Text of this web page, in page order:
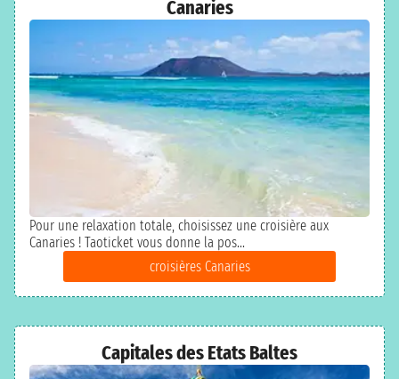
Canaries
Pour une relaxation totale, choisissez une croisière aux
Canaries ! Taoticket vous donne la pos...
croisières Canaries
Capitales des Etats Baltes